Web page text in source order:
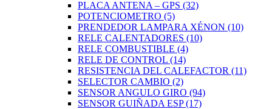
PLACA ANTENA – GPS (32)
POTENCIOMETRO (5)
PRENDEDOR LAMPARA XÉNON (10)
RELE CALENTADORES (10)
RELE COMBUSTIBLE (4)
RELE DE CONTROL (14)
RESISTENCIA DEL CALEFACTOR (11)
SELECTOR CAMBIO (2)
SENSOR ANGULO GIRO (94)
SENSOR GUIÑADA ESP(17)